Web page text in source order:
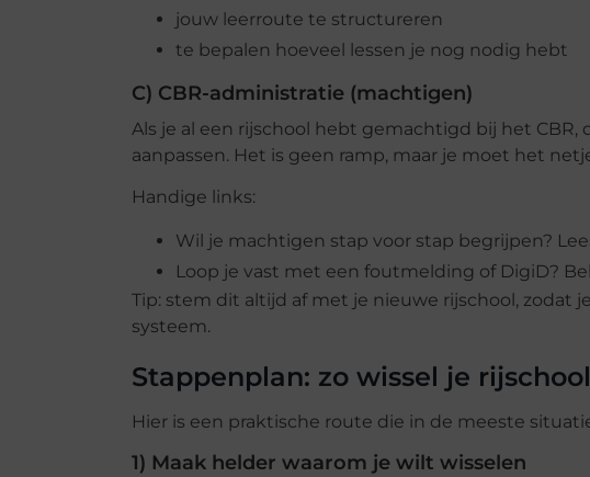
jouw leerroute te structureren
te bepalen hoeveel lessen je nog nodig hebt
C) CBR-administratie (machtigen)
Als je al een rijschool hebt gemachtigd bij het
aanpassen. Het is geen ramp, maar je moet het
Handige links:
Wil je machtigen stap voor stap begrijpen?
Loop je vast met een foutmelding of DigiD?
Tip: stem dit altijd af met je nieuwe rijschool, zodat
systeem.
Stappenplan: zo wissel je
Hier is een praktische route die in de meeste
1) Maak helder waarom je wilt wisselen